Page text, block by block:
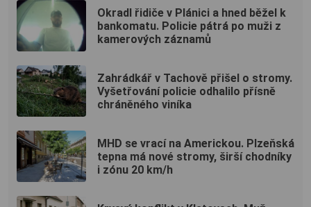
Okradl řidiče v Plánici a hned běžel k
bankomatu. Policie pátrá po muži z
kamerových záznamů
Zahrádkář v Tachově přišel o stromy.
Vyšetřování policie odhalilo přísně
chráněného viníka
MHD se vrací na Americkou. Plzeňská
tepna má nové stromy, širší chodníky
i zónu 20 km/h